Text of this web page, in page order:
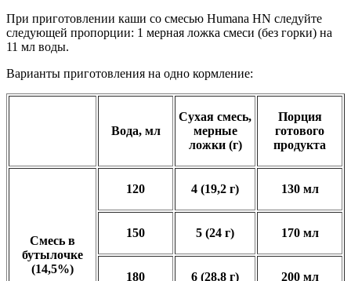
При приготовлении каши со смесью Humana HN следуйте
следующей пропорции: 1 мерная ложка смеси (без горки) на
11 мл воды.
Варианты приготовления на одно кормление:
Вода, мл
Сухая смесь,
мерные
ложки (г)
Порция
готового
продукта
Смесь в
бутылочке
(14,5%)
120 4 (19,2 г) 130 мл
150 5 (24 г) 170 мл
180 6 (28,8 г) 200 мл